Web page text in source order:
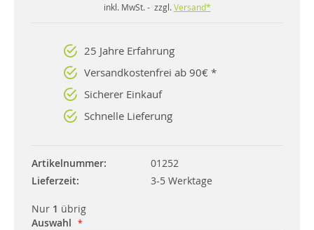
inkl. MwSt. - zzgl. Versand*
25 Jahre Erfahrung
Versandkostenfrei ab 90€ *
Sicherer Einkauf
Schnelle Lieferung
Artikelnummer
01252
Lieferzeit
3-5 Werktage
Nur 1 übrig
Auswahl